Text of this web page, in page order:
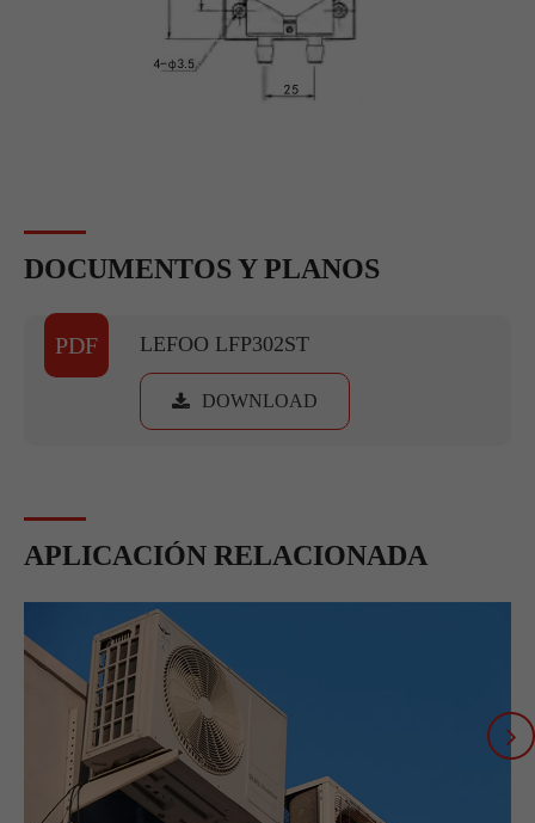
DOCUMENTOS Y PLANOS
PDF LEFOO LFP302ST
DOWNLOAD
APLICACIÓN RELACIONADA